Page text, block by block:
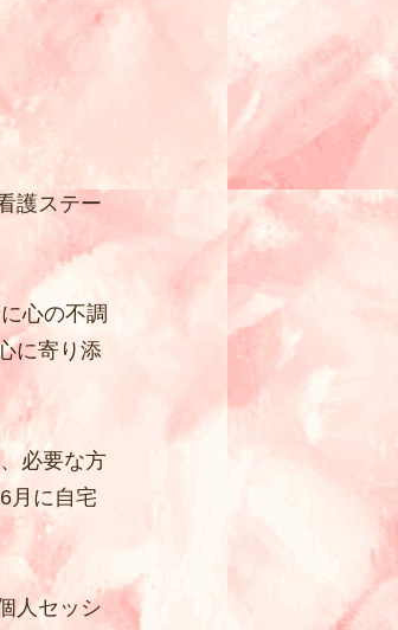
護ステー
心の不調
に寄り添
必要な方
月に自宅
人セッシ